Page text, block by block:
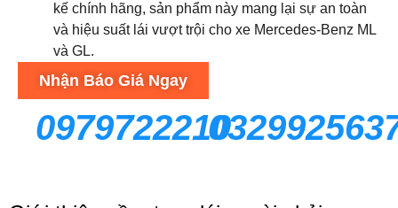
kế chính hãng, sản phẩm này mang lại sự an toàn
và hiệu suất lái vượt trội cho xe Mercedes-Benz ML
và GL.
Nhận Báo Giá Ngay
0979722210